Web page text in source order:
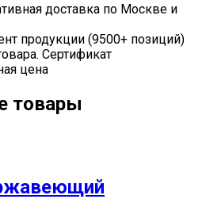
доставка по Москве и
продукции (9500+ позиций)
Сертификат
цена
товары